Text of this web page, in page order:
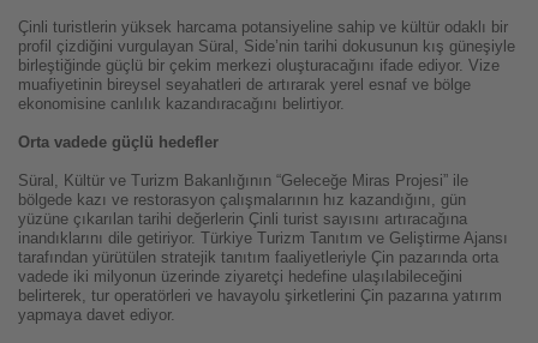
Çinli turistlerin yüksek harcama potansiyeline sahip ve kültür odaklı bir
profil çizdiğini vurgulayan Süral, Side’nin tarihi dokusunun kış güneşiyle
birleştiğinde güçlü bir çekim merkezi oluşturacağını ifade ediyor. Vize
muafiyetinin bireysel seyahatleri de artırarak yerel esnaf ve bölge
ekonomisine canlılık kazandıracağını belirtiyor.
Orta vadede güçlü hedefler
Süral, Kültür ve Turizm Bakanlığının “Geleceğe Miras Projesi” ile
bölgede kazı ve restorasyon çalışmalarının hız kazandığını, gün
yüzüne çıkarılan tarihi değerlerin Çinli turist sayısını artıracağına
inandıklarını dile getiriyor. Türkiye Turizm Tanıtım ve Geliştirme Ajansı
tarafından yürütülen stratejik tanıtım faaliyetleriyle Çin pazarında orta
vadede iki milyonun üzerinde ziyaretçi hedefine ulaşılabileceğini
belirterek, tur operatörleri ve havayolu şirketlerini Çin pazarına yatırım
yapmaya davet ediyor.